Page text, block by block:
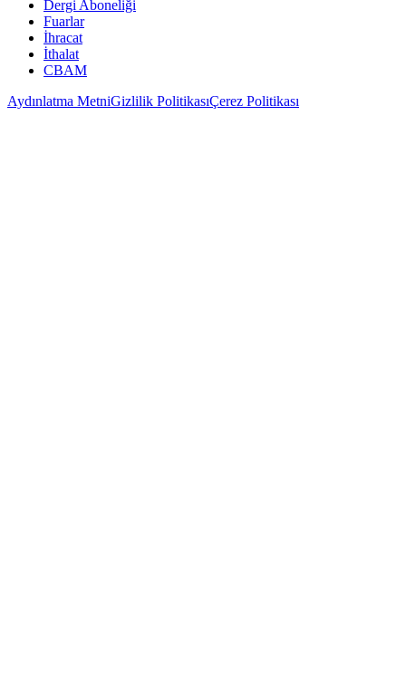
Dergi Aboneliği
Fuarlar
İhracat
İthalat
CBAM
Aydınlatma MetniGizlilik PolitikasıÇerez Politikası